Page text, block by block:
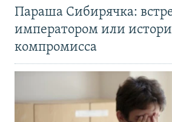
Параша Сибирячка:
императором или
компромисса